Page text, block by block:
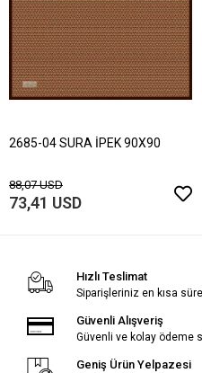
2685-04 SURA İPEK 90X90
88,07 USD
73,41 USD
Hızlı Teslimat
Siparişleriniz en kısa
Güvenli Alışveriş
Güvenli ve kolay ödeme
Geniş Ürün Yelpazesi